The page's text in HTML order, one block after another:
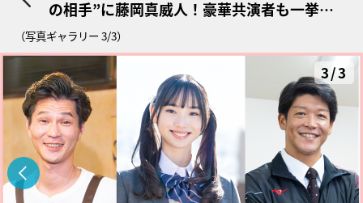
の相手”に藤岡真威人！豪華共演者も一挙解
禁
（写真ギャラリー 3/3）
3/3